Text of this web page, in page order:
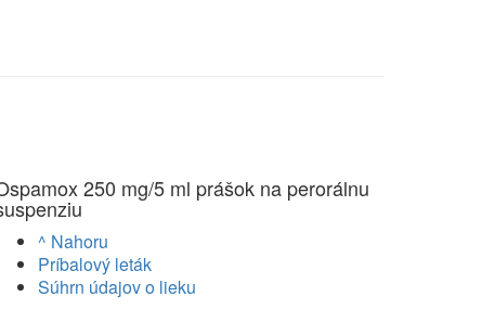
250 mg/5 ml prášok na perorálnu
^ Nahoru
Príbalový leták
Súhrn údajov o lieku